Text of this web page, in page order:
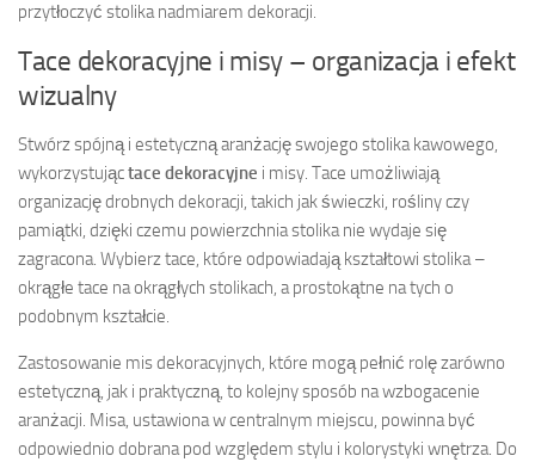
przytłoczyć stolika nadmiarem dekoracji.
Tace dekoracyjne i misy – organizacja i efekt
wizualny
Stwórz spójną i estetyczną aranżację swojego stolika kawowego,
wykorzystująctace dekoracyjne i misy. Tace umożliwiają
organizację drobnych dekoracji, takich jak świeczki, rośliny czy
pamiątki, dzięki czemu powierzchnia stolika nie wydaje się
zagracona. Wybierz tace, które odpowiadają kształtowi stolika –
okrągłe tace na okrągłych stolikach, a prostokątne na tych o
podobnym kształcie.
Zastosowanie mis dekoracyjnych, które mogą pełnić rolę zarówno
estetyczną, jak i praktyczną, to kolejny sposób na wzbogacenie
aranżacji. Misa, ustawiona w centralnym miejscu, powinna być
odpowiednio dobrana pod względem stylu i kolorystyki wnętrza. Do